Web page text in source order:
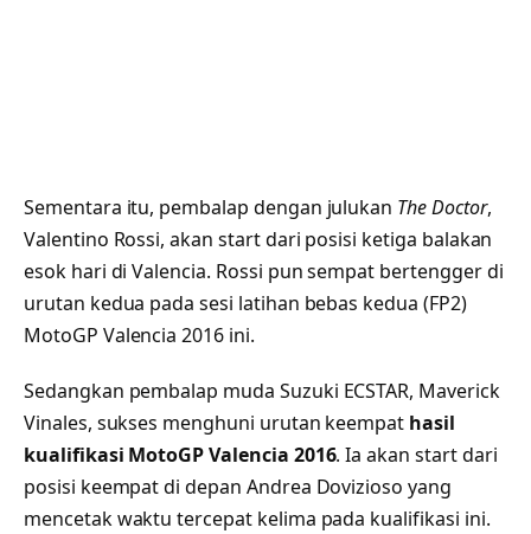
Sementara itu, pembalap dengan julukan The Doctor,
Valentino Rossi, akan start dari posisi ketiga balakan
esok hari di Valencia. Rossi pun sempat bertengger di
urutan kedua pada sesi latihan bebas kedua (FP2)
MotoGP Valencia 2016 ini.
Sedangkan pembalap muda Suzuki ECSTAR, Maverick
Vinales, sukses menghuni urutan keempat hasil
kualifikasi MotoGP Valencia 2016. Ia akan start dari
posisi keempat di depan Andrea Dovizioso yang
mencetak waktu tercepat kelima pada kualifikasi ini.